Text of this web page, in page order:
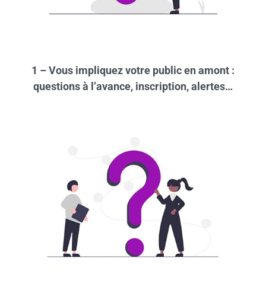
1 – Vous impliquez votre public en amont :
questions à l’avance, inscription, alertes…